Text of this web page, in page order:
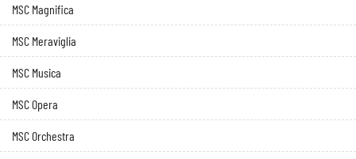
MSC Magnifica
MSC Meraviglia
MSC Musica
MSC Opera
MSC Orchestra